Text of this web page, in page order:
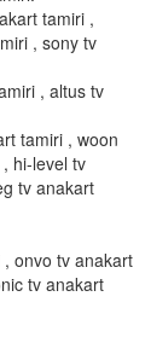
tamiri ,
, sony tv
, altus tv
tamiri , woon
hi-level tv
tv anakart
onvo tv anakart
tv anakart